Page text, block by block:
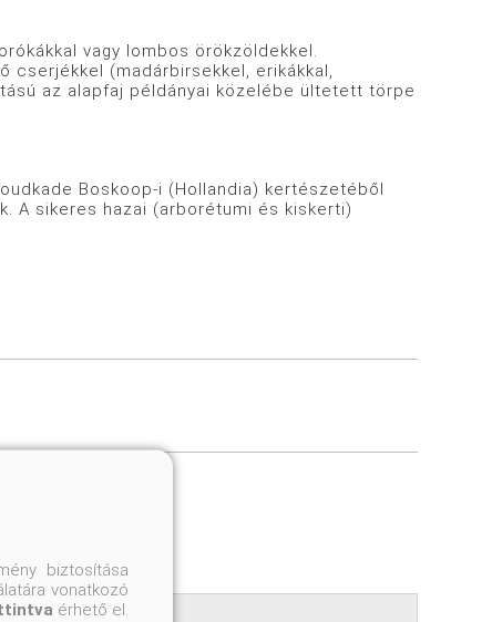
vagy lombos örökzöldekkel.
cserjékkel (madárbirsekkel, erikákkal,
az alapfaj példányai közelébe ültetett törpe
Boskoop-i (Hollandia) kertészetéből
A sikeres hazai (arborétumi és kiskerti)
biztosítása
vonatkozó
érhető el.